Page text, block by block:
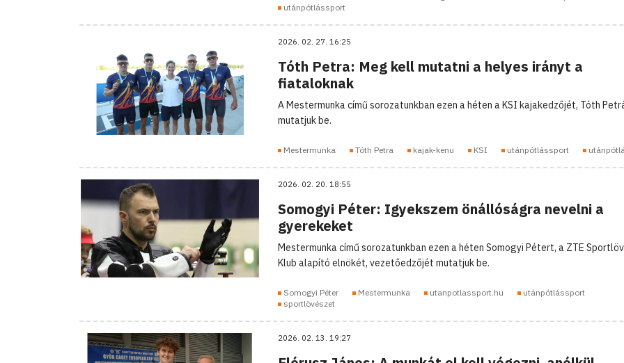
utánpótlássport
2026. 02. 27. 16:25
Tóth Petra: Meg kell mutatni a helyes irányt a
fiataloknak
A Mestermunka című sorozatunkban ezen a héten a KSI kajakedzőjét, Tóth
mutatjuk be.
Mestermunka Tóth Petra kajak-kenu KSI utánpótlássport
2026. 02. 20. 18:55
Somogyi Péter: Igyekszem önállóságra nevelni a
gyerekeket
Mestermunka című sorozatunkban ezen a héten Somogyi Pétert, a ZTE
Klub alapító elnökét, vezetőedzőjét mutatjuk be.
Somogyi Péter Mestermunka utanpotlassport.hu
utánpótlássport
sportlövészet
2026. 02. 13. 19:27